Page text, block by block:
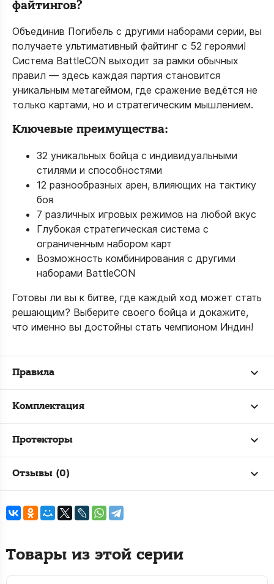
файтингов?
Объединив Погибель с другими наборами серии, вы
получаете ультимативный файтинг с 52 героями!
Система BattleCON выходит за рамки обычных
правил — здесь каждая партия становится
уникальным метагеймом, где сражение ведётся не
только картами, но и стратегическим мышлением.
Ключевые преимущества:
32 уникальных бойца с индивидуальными
стилями и способностями
12 разнообразных арен, влияющих на тактику
боя
7 различных игровых режимов на любой вкус
Глубокая стратегическая система с
ограниченным набором карт
Возможность комбинирования с другими
наборами BattleCON
Готовы ли вы к битве, где каждый ход может стать
решающим? Выберите своего бойца и докажите,
что именно вы достойны стать чемпионом Индин!
Правила
Комплектация
Протекторы
Отзывы (0)
Товары из этой серии